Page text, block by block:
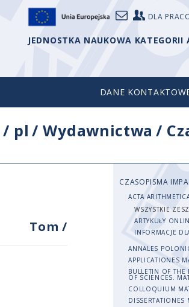
DLA
JEDNOSTKA NAUKOWA KATEGORII
DANE
/ pl /Wydawnictwa /
Tom/
CZASOPISMA
ACTA
WSZYSTKIE
ARTYKUŁY
INFORMACJE
ANNALES
APPLICATIONES
BULLETIN OF THE
OF SCIENCES.
COLLOQUIUM
DISSERTATIONES